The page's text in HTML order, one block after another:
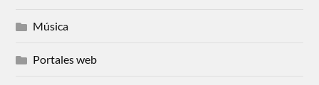
Música
Portales web